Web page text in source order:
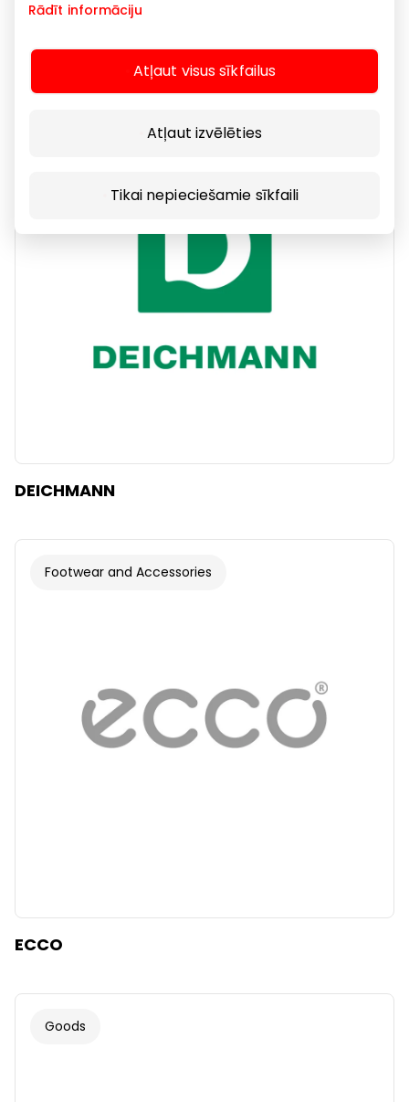
Rādīt informāciju
Atļaut visus sīkfailus
Atļaut izvēlēties
Tikai nepieciešamie sīkfaili
DEICHMANN
Footwear and Accessories
ECCO
Goods